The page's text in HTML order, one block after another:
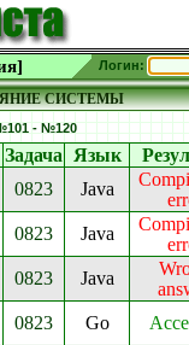
Логин:
СИСТЕМЫ
- №120
Задача Язык
0823 Java
0823 Java
0823 Java
0823 Go